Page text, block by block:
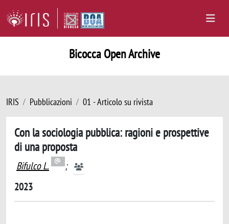
Bicocca Open Archive
IRIS Pubblicazioni 01 - Articolo su rivista
Con la sociologia pubblica: ragioni e prospettive
di una proposta
Bifulco L.
;
2023